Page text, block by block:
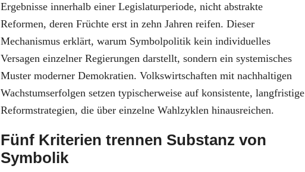
Ergebnisse innerhalb einer Legislaturperiode, nicht abstrakte
Reformen, deren Früchte erst in zehn Jahren reifen. Dieser
Mechanismus erklärt, warum Symbolpolitik kein individuelles
Versagen einzelner Regierungen darstellt, sondern ein systemisches
Muster moderner Demokratien. Volkswirtschaften mit nachhaltigen
Wachstumserfolgen setzen typischerweise auf konsistente, langfristige
Reformstrategien, die über einzelne Wahlzyklen hinausreichen.
Fünf Kriterien trennen Substanz von
Symbolik